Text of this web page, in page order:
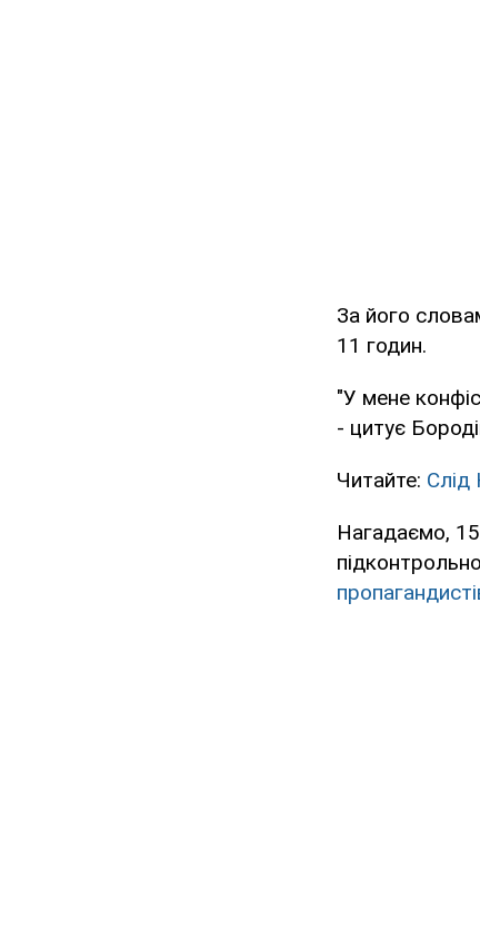
За його
11 годин.
"У мене
- цитує
Читайте: Слід
Нагадаємо,